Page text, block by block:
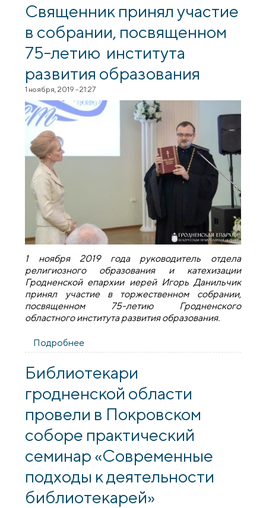
Священник принял участие
в собрании, посвященном
75-летию института
развития образования
1 ноября, 2019 - 21:27
1 ноября 2019 года руководитель отдела
религиозного образования и катехизации
Гродненской епархии иерей Игорь Данильчик
принял участие в торжественном собрании,
посвященном 75-летию Гродненского
областного института развития образования.
Подробнее
посвященном 75-летию института
Библиотекари
гродненской области
провели в Покровском
соборе практический
семинар «Современные
подходы к деятельности
библиотекарей»